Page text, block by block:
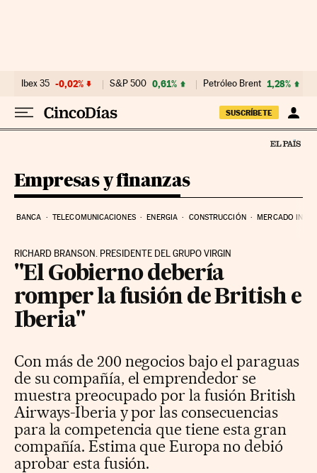
Ibex 35 -0,02% S&P 500 0,61% Petróleo Brent 1,28%
SUSCRÍBETE
Empresas y finanzas
BANCA TELECOMUNICACIONES ENERGIA CONSTRUCCIÓN MERCADO
RICHARD BRANSON. PRESIDENTE DEL GRUPO VIRGIN
"El Gobierno debería
romper la fusión de British e
Iberia"
Con más de 200 negocios bajo el paraguas
de su compañía, el emprendedor se
muestra preocupado por la fusión British
Airways-Iberia y por las consecuencias
para la competencia que tiene esta gran
compañía. Estima que Europa no debió
aprobar esta fusión.